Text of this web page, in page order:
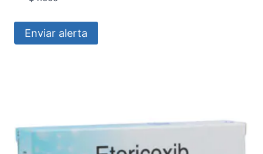
Enviar alerta